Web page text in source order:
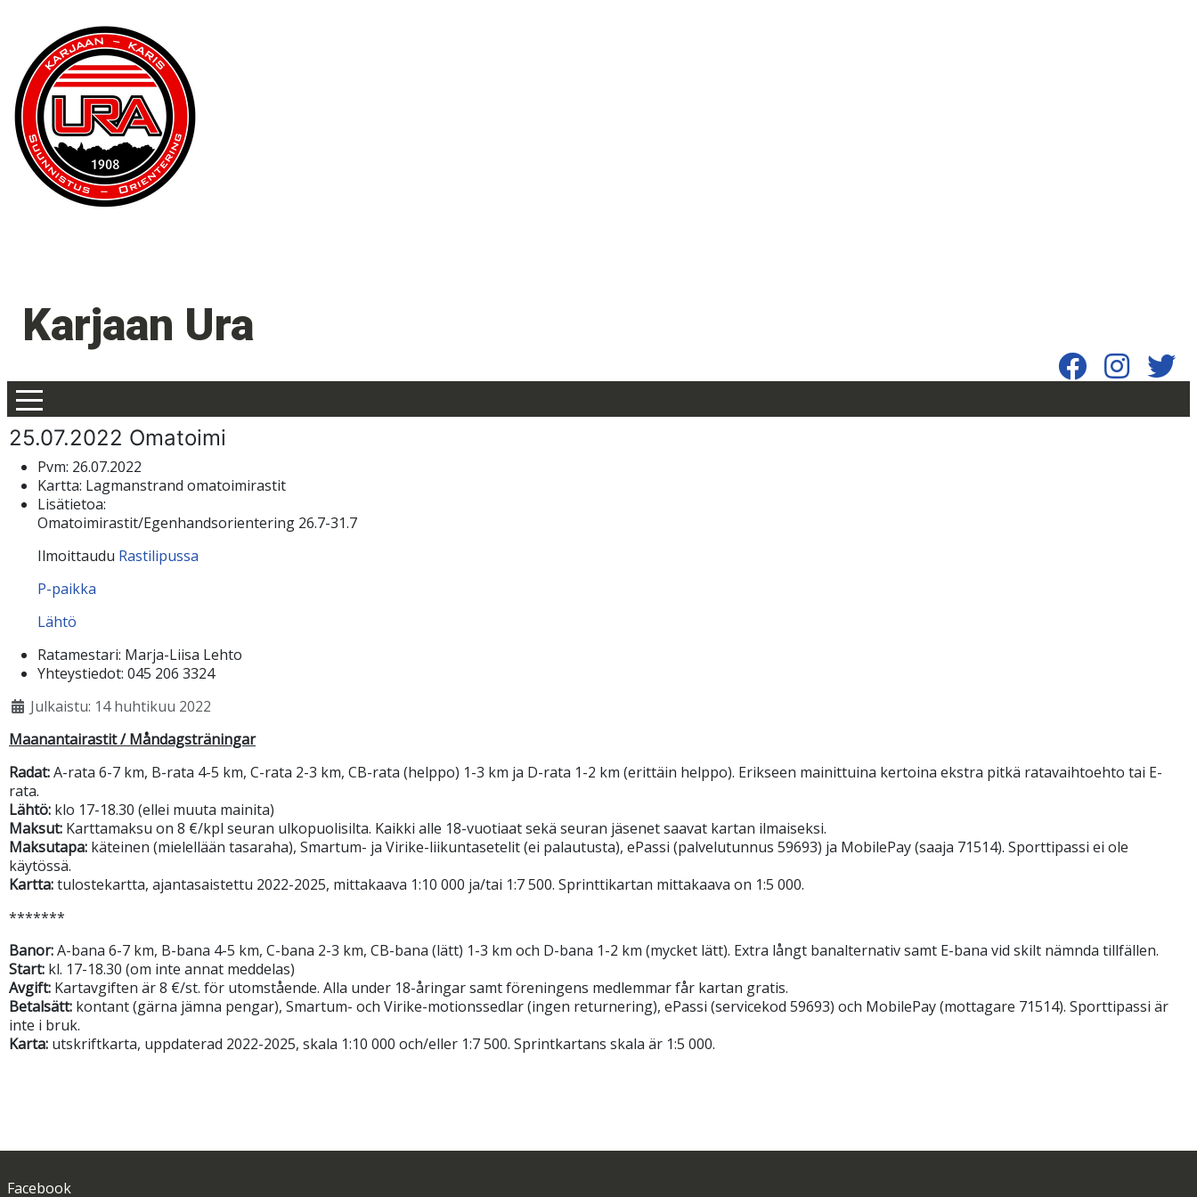
Karjaan Ura
25.07.2022 Omatoimi
Pvm: 26.07.2022
Kartta: Lagmanstrand omatoimirastit
Lisätietoa:
Omatoimirastit/Egenhandsorientering 26.7-31.7
Ilmoittaudu Rastilipussa
P-paikka
Lähtö
Ratamestari: Marja-Liisa Lehto
Yhteystiedot: 045 206 3324
Julkaistu: 14 huhtikuu 2022
Maanantairastit / Måndagsträningar
Radat:A-rata 6-7 km, B-rata 4-5 km, C-rata 2-3 km, CB-rata (helppo) 1-3 km ja D-rata 1-2 km (erittäin helppo). Erikseen mainittuina kertoina ekstra pitkä ratavaihtoehto tai E-
rata.
Lähtö: klo 17-18.30 (ellei muuta mainita)
Maksut: Karttamaksu on 8 €/kpl seuran ulkopuolisilta. Kaikki alle 18-vuotiaat sekä seuran jäsenet saavat kartan ilmaiseksi.
Maksutapa: käteinen (mielellään tasaraha), Smartum- ja Virike-liikuntasetelit (ei palautusta), ePassi (palvelutunnus 59693) ja MobilePay (saaja 71514). Sporttipassi ei ole
käytössä.
Kartta:tulostekartta, ajantasaistettu 2022-2025, mittakaava 1:10 000 ja/tai 1:7 500. Sprinttikartan mittakaava on 1:5 000.
*******
Banor:A-bana 6-7 km, B-bana 4-5 km, C-bana 2-3 km, CB-bana (lätt) 1-3 km och D-bana 1-2 km (mycket lätt). Extra långt banalternativ samt E-bana vid skilt nämnda tillfällen.
Start: kl. 17-18.30 (om inte annat meddelas)
Avgift: Kartavgiften är 8 €/st. för utomstående. Alla under 18-åringar samt föreningens medlemmar får kartan gratis.
Betalsätt: kontant (gärna jämna pengar), Smartum- och Virike-motionssedlar (ingen returnering), ePassi (servicekod 59693) och MobilePay (mottagare 71514). Sporttipassi är
inte i bruk.
Karta: utskriftkarta, uppdaterad 2022-2025, skala 1:10 000 och/eller 1:7 500. Sprintkartans skala är 1:5 000.
Facebook